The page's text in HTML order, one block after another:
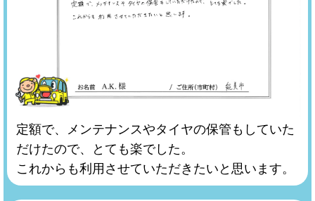
定額で、メンテナンスやタイヤの保管もしていた
だけたので、とても楽でした。
これからも利用させていただきたいと思います。